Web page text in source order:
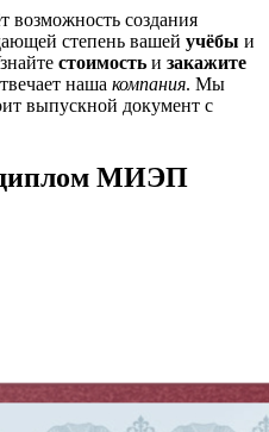
возможность создания
степень вашей учёбы и
стоимость и закажите
наша компания. Мы
выпускной документ с
МИЭП